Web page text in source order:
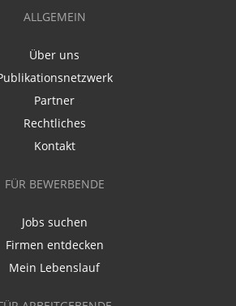
ALLGEMEIN
Über uns
Partner
Rechtliches
Kontakt
FÜR BEWERBENDE
Jobs suchen
Firmen entdecken
Mein Lebenslauf